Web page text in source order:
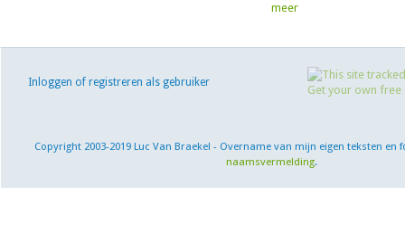
meer
Inloggen of registreren als gebruiker
Copyright 2003-2019 Luc Van Braekel - Overname van mijn eigen teksten en
naamsvermelding.